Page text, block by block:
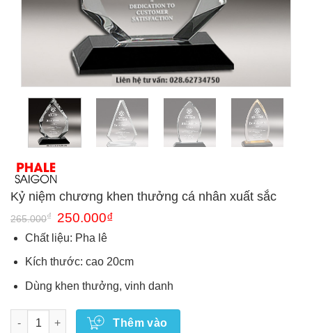
Kỷ niệm chương khen thưởng cá nhân xuất sắc
265.000₫
Giá
gốc
là:
265.000₫.
250.000₫
Chất liệu: Pha lê
Kích thước: cao 20cm
Dùng khen thưởng, vinh danh
Số lượng
Thêm vào